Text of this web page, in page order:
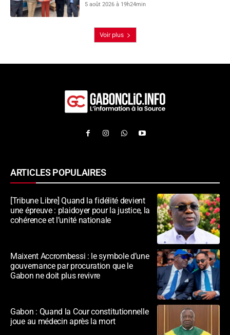
5 août 2026 à 19h24min
Voir plus
ARTICLES POPULAIRES
[Tribune Libre] Quand la fidélité devient
une épreuve : plaidoyer pour la justice, la
cohérence et l’unité nationale
Maixent Accrombessi : le symbole d’une
gouvernance par procuration que le
Gabon ne doit plus revivre
Gabon : Quand la Cour constitutionnelle
joue au médecin après la mort